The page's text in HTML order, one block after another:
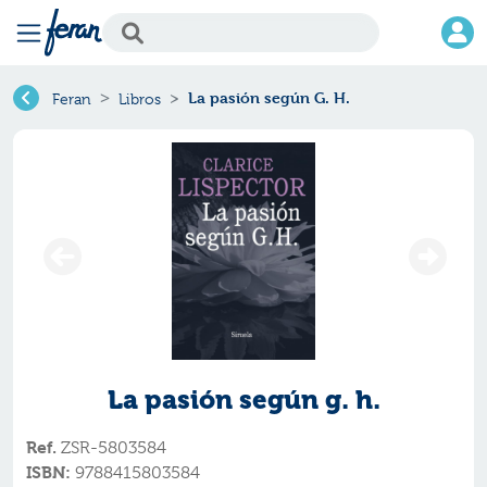
Feran Libros La pasión según G. H.
La pasión según g. h.
Ref. ZSR-5803584
ISBN: 9788415803584